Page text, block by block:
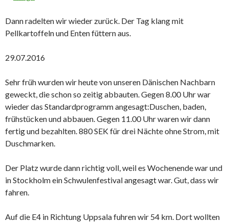
Dann radelten wir wieder zurück. Der Tag klang mit
Pellkartoffeln und Enten füttern aus.
29.07.2016
Sehr früh wurden wir heute von unseren Dänischen Nachbarn
geweckt, die schon so zeitig abbauten. Gegen 8.00 Uhr war
wieder das Standardprogramm angesagt:Duschen, baden,
frühstücken und abbauen. Gegen 11.00 Uhr waren wir dann
fertig und bezahlten. 880 SEK für drei Nächte ohne Strom, mit
Duschmarken.
Der Platz wurde dann richtig voll, weil es Wochenende war und
in Stockholm ein Schwulenfestival angesagt war. Gut, dass wir
fahren.
Auf die E4 in Richtung Uppsala fuhren wir 54 km. Dort wollten